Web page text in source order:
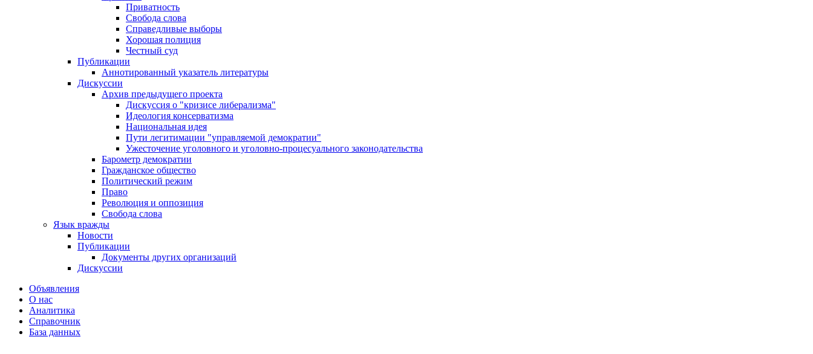
Приватность
Свобода слова
Справедливые выборы
Хорошая полиция
Честный суд
Публикации
Аннотированный указатель литературы
Дискуссии
Архив предыдущего проекта
Дискуссия о "кризисе либерализма"
Идеология консерватизма
Национальная идея
Пути легитимации "управляемой демократии"
Ужесточение уголовного и уголовно-процесуального законодательства
Барометр демократии
Гражданское общество
Политический режим
Право
Революция и оппозиция
Свобода слова
Язык вражды
Новости
Публикации
Документы других организаций
Дискуссии
Объявления
О нас
Аналитика
Справочник
База данных